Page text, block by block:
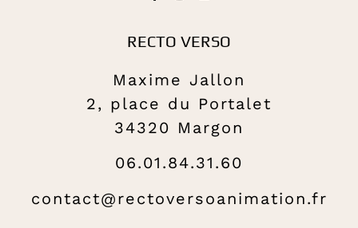
RECTO VERSO
Maxime Jallon
2, place du Portalet
34320 Margon
06.01.84.31.60
contact@rectoversoanimation.fr